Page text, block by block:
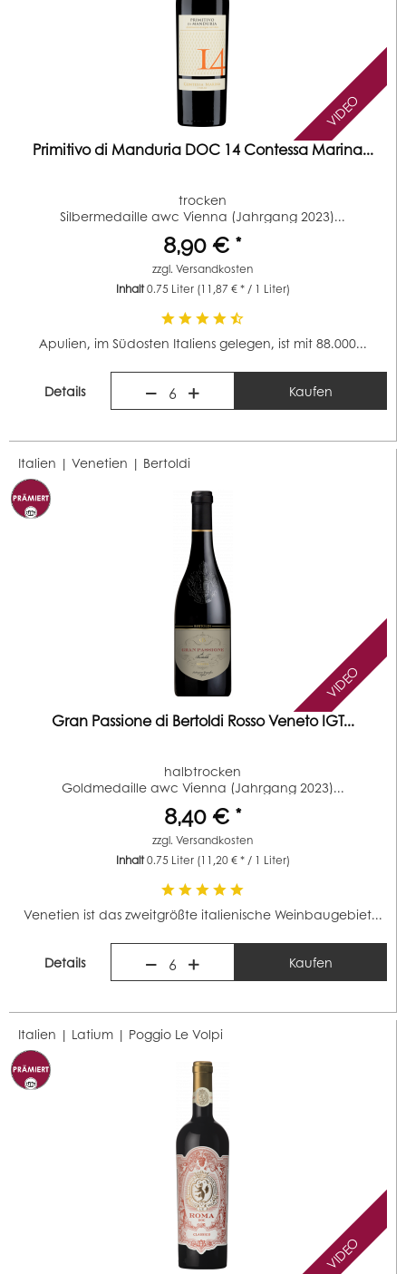
VIDEO
Primitivo di Manduria DOC 14 Contessa Marina...
trocken
Silbermedaille awc Vienna (Jahrgang 2023)...
8,90 € *
zzgl.Versandkosten
Inhalt0.75 Liter (11,87 € * / 1 Liter)
Apulien, im Südosten Italiens gelegen, ist mit 88.000...
Details 6 Kaufen
Italien | Venetien | Bertoldi
VIDEO
Gran Passione di Bertoldi Rosso Veneto IGT...
halbtrocken
Goldmedaille awc Vienna (Jahrgang 2023)...
8,40 € *
zzgl.Versandkosten
Inhalt0.75 Liter (11,20 € * / 1 Liter)
Venetien ist das zweitgrößte italienische Weinbaugebiet...
Details 6 Kaufen
Italien | Latium | Poggio Le Volpi
VIDEO